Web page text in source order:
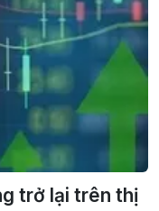
trở lại trên thị